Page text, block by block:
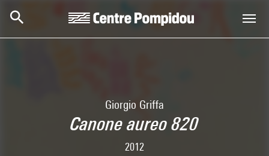
Giorgio Griffa
Canone aureo 820
2012